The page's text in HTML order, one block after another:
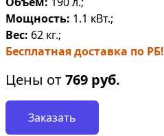
Мощность: 1.1 кВт.;
Вес: 62 кг.;
Бесплатная доставка по РБ!
Цены от769 руб.
Заказать